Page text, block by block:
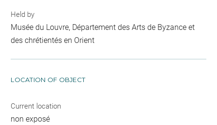
Held by
Musée du Louvre, Département des Arts de Byzance et
des chrétientés en Orient
LOCATION OF OBJECT
Current location
non exposé